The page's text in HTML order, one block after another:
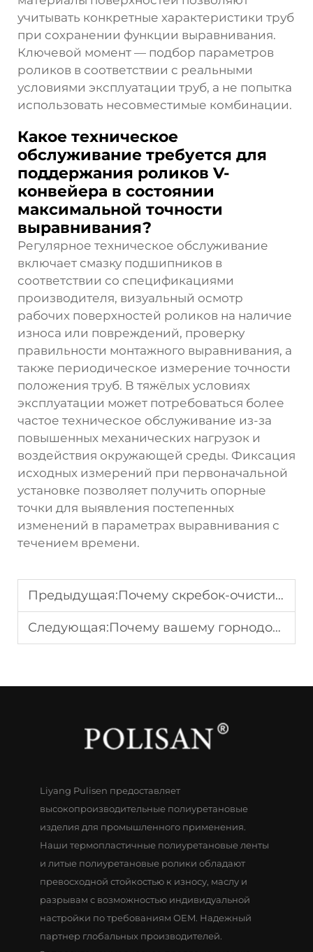
учитывать конкретные характеристики труб
при сохранении функции выравнивания.
Ключевой момент — подбор параметров
роликов в соответствии с реальными
условиями эксплуатации труб, а не попытка
использовать несовместимые комбинации.
Какое техническое
обслуживание требуется для
поддержания роликов V-
конвейера в состоянии
максимальной точности
выравнивания?
Регулярное техническое обслуживание
включает смазку подшипников в
соответствии со спецификациями
производителя, визуальный осмотр
рабочих поверхностей роликов на наличие
износа или повреждений, проверку
правильности монтажного выравнивания, а
также периодическое измерение точности
положения труб. В тяжёлых условиях
эксплуатации может потребоваться более
частое техническое обслуживание из-за
повышенных механических нагрузок и
воздействия окружающей среды. Фиксация
исходных измерений при первоначальной
установке позволяет получить опорные
точки для выявления постепенных
изменений в параметрах выравнивания с
течением времени.
Предыдущая:Почему скребок-очиститель из полиуретана Pulisen — злейший враг накопления материала.
Следующая:Почему вашему горнодобывающему предприятию необходим скребок-очиститель из усиленного полиуретана.
Liyang Pulisen предоставляет
высокопроизводительные полиуретановые
изделия для промышленного применения.
Наши термопластичные полиуретановые ленты
и литые полиуретановые ролики обладают
превосходной стойкостью к износу, маслу и
разрывам с возможностью индивидуальной
настройки по требованиям OEM. Надежный
партнер глобальных производителей.